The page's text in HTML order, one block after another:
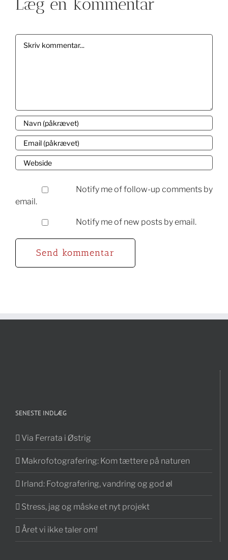
Læg en kommentar
Notify me of follow-up comments by
email.
Notify me of new posts by email.
SENESTE INDLÆG
Via Ferrata i Østrig
Makrofotografering: Kom tættere på naturen
Irland: Fotografering, vandring og god øl
Stress, jag og måske et nyt projekt
Året vi ikke taler om!